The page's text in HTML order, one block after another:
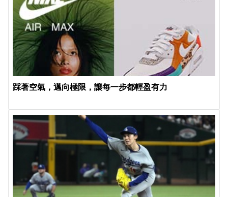
踩著空氣，邁向極限，讓每一步都輕盈有力